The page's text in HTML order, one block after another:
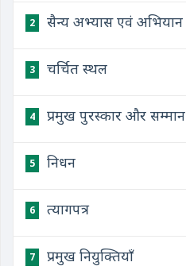
2 सैन्य अभ्यास एवं अभियान
3 चर्चित स्थल
4 प्रमुख पुरस्कार और सम्मान
5 निधन
6 त्यागपत्र
7 प्रमुख नियुक्तियाँ